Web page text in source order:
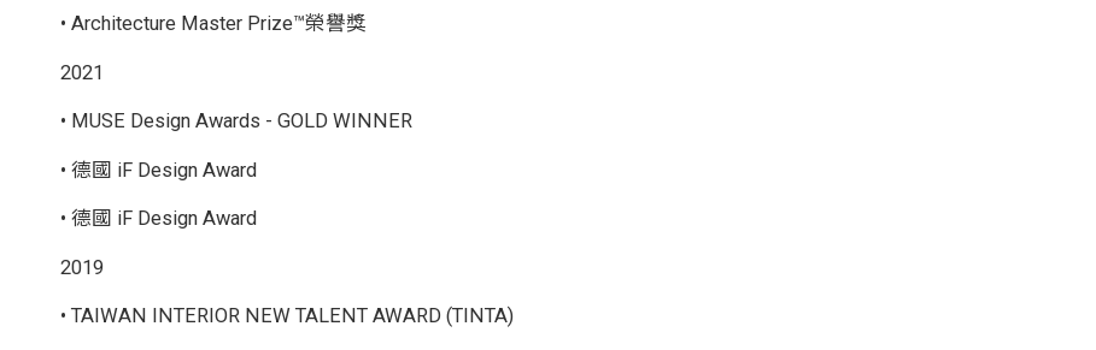
• Architecture Master Prize™榮譽獎
2021
• MUSE Design Awards - GOLD WINNER
• 德國 iF Design Award
• 德國 iF Design Award
2019
• TAIWAN INTERIOR NEW TALENT AWARD (TINTA)